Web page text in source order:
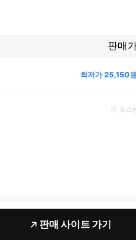
판매
최저가25,150원
이 포스
판매 사이트 가기